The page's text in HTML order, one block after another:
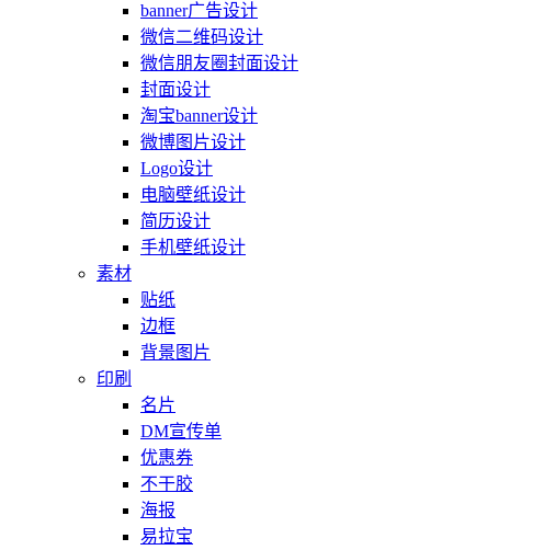
banner广告设计
微信二维码设计
微信朋友圈封面设计
封面设计
淘宝banner设计
微博图片设计
Logo设计
电脑壁纸设计
简历设计
手机壁纸设计
素材
贴纸
边框
背景图片
印刷
名片
DM宣传单
优惠券
不干胶
海报
易拉宝